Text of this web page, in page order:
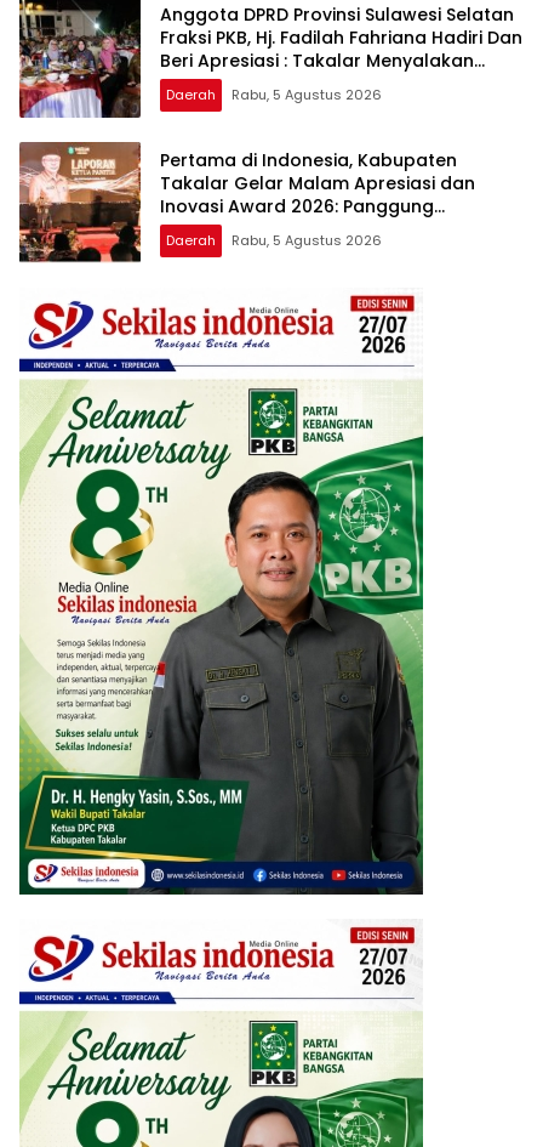
Anggota DPRD Provinsi Sulawesi Selatan
Fraksi PKB, Hj. Fadilah Fahriana Hadiri Dan
Beri Apresiasi : Takalar Menyalakan
Lentera Pengabdian Melalui Malam
Apresiasi dan Inovasi Award 2026
Daerah Rabu, 5 Agustus 2026
Pertama di Indonesia, Kabupaten
Takalar Gelar Malam Apresiasi dan
Inovasi Award 2026: Panggung
Penghargaan bagi Pelayan Publik
Berprestasi
Daerah Rabu, 5 Agustus 2026